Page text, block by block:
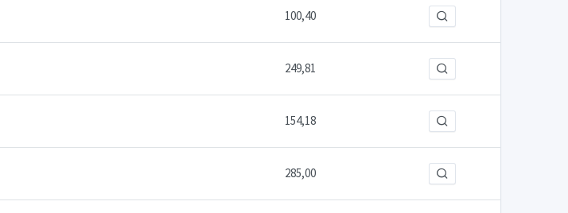
100,40
249,81
154,18
285,00